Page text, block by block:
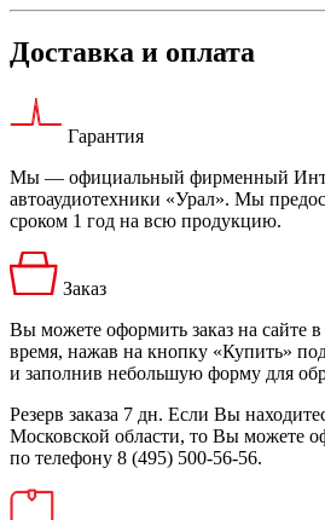
Доставка и оплата
Гарантия
Мы — официальный фирменный
автоаудиотехники «Урал». Мы
сроком 1 год на всю продукцию.
Заказ
Вы можете оформить заказ на сайте
время, нажав на кнопку «Купить»
и заполнив небольшую форму для
Резерв заказа 7 дн. Если Вы
Московской области, то Вы можете
по телефону 8 (495) 500-56-56.